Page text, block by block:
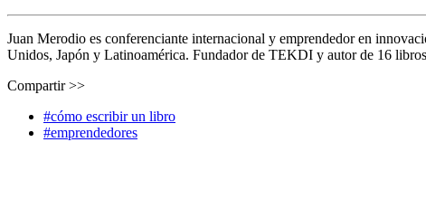
Juan Merodio es conferenciante internacional y emprendedor en
Unidos, Japón y Latinoamérica. Fundador de TEKDI y autor de 16
Compartir >>
#cómo escribir un libro
#emprendedores